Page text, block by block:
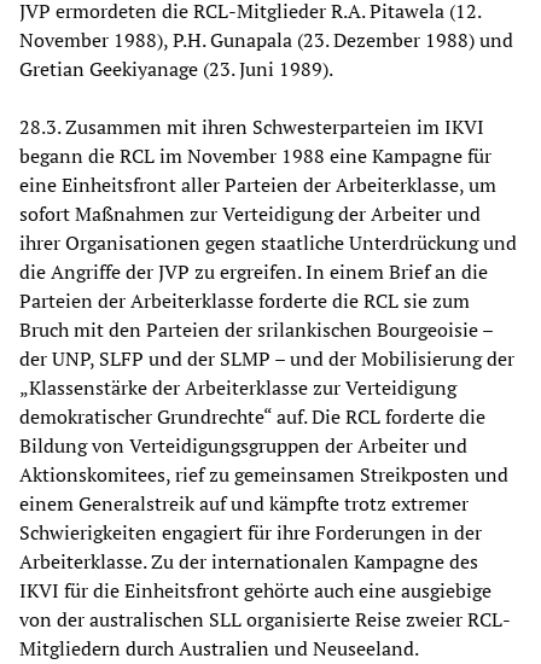
JVP ermordeten die RCL-Mitglieder R.A. Pitawela (12.
November 1988), P.H. Gunapala (23. Dezember 1988) und
Gretian Geekiyanage (23. Juni 1989).
28.3. Zusammen mit ihren Schwesterparteien im IKVI
begann die RCL im November 1988 eine Kampagne für
eine Einheitsfront aller Parteien der Arbeiterklasse, um
sofort Maßnahmen zur Verteidigung der Arbeiter und
ihrer Organisationen gegen staatliche Unterdrückung und
die Angriffe der JVP zu ergreifen. In einem Brief an die
Parteien der Arbeiterklasse forderte die RCL sie zum
Bruch mit den Parteien der srilankischen Bourgeoisie –
der UNP, SLFP und der SLMP – und der Mobilisierung der
„Klassenstärke der Arbeiterklasse zur Verteidigung
demokratischer Grundrechte“ auf. Die RCL forderte die
Bildung von Verteidigungsgruppen der Arbeiter und
Aktionskomitees, rief zu gemeinsamen Streikposten und
einem Generalstreik auf und kämpfte trotz extremer
Schwierigkeiten engagiert für ihre Forderungen in der
Arbeiterklasse. Zu der internationalen Kampagne des
IKVI für die Einheitsfront gehörte auch eine ausgiebige
von der australischen SLL organisierte Reise zweier RCL-
Mitgliedern durch Australien und Neuseeland.